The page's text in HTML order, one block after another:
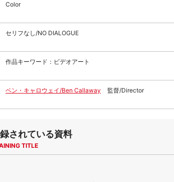
Color
セリフなし/NO DIALOGUE
作品キーワード：ビデオアート
ベン・キャロウェイ/Ben Callaway 監督/Director
されている資料
TITLE